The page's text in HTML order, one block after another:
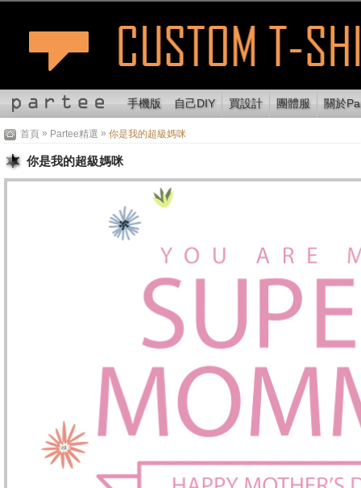
手機版 自己DIY 買設計 團體服 關於
首頁 » Partee精選 » 你是我的超級媽咪
你是我的超級媽咪